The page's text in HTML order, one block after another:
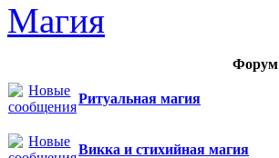
Магия
Форум
Ритуальная магия
Викка и стихийная магия